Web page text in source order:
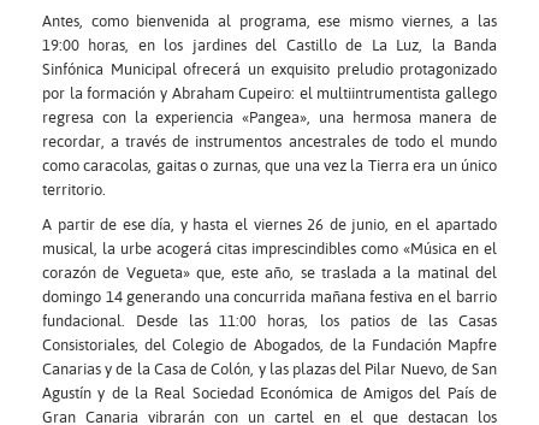
Antes, como bienvenida al programa, ese mismo viernes, a las
19:00 horas, en los jardines del Castillo de La Luz, la Banda
Sinfónica Municipal ofrecerá un exquisito preludio protagonizado
por la formación y Abraham Cupeiro: el multiintrumentista gallego
regresa con la experiencia «Pangea», una hermosa manera de
recordar, a través de instrumentos ancestrales de todo el mundo
como caracolas, gaitas o zurnas, que una vez la Tierra era un único
territorio.
A partir de ese día, y hasta el viernes 26 de junio, en el apartado
musical, la urbe acogerá citas imprescindibles como «Música en el
corazón de Vegueta» que, este año, se traslada a la matinal del
domingo 14 generando una concurrida mañana festiva en el barrio
fundacional. Desde las 11:00 horas, los patios de las Casas
Consistoriales, del Colegio de Abogados, de la Fundación Mapfre
Canarias y de la Casa de Colón, y las plazas del Pilar Nuevo, de San
Agustín y de la Real Sociedad Económica de Amigos del País de
Gran Canaria vibrarán con un cartel en el que destacan los